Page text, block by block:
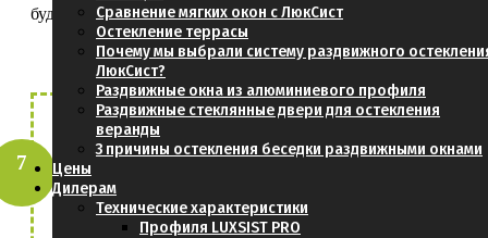
Сравнение мягких окон с ЛюкСист
Остекление террасы
Почему мы выбрали систему раздвижного
ЛюкСист?
Раздвижные окна из алюминиевого профиля
Раздвижные стеклянные двери для остекления
веранды
3 причины остекления беседки раздвижными окнами
Цены
Дилерам
Технические характеристики
Профиля LUXSIST PRO
будущей террасы
Определиться с доставкой:
- Через Транспортную Компанию (ТК)
- Самовывоз из Москвы